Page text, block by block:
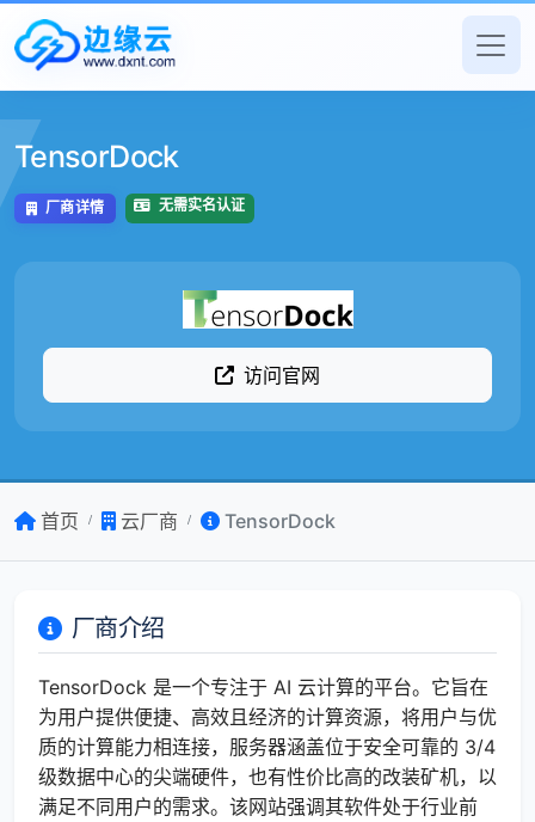
TensorDock
厂商详情 无需实名认证
访问官网
首页 云厂商 TensorDock
厂商介绍
TensorDock 是一个专注于 AI 云计算的平台。它旨在
为用户提供便捷、高效且经济的计算资源，将用户与优
质的计算能力相连接，服务器涵盖位于安全可靠的 3/4
级数据中心的尖端硬件，也有性价比高的改装矿机，以
满足不同用户的需求。该网站强调其软件处于行业前